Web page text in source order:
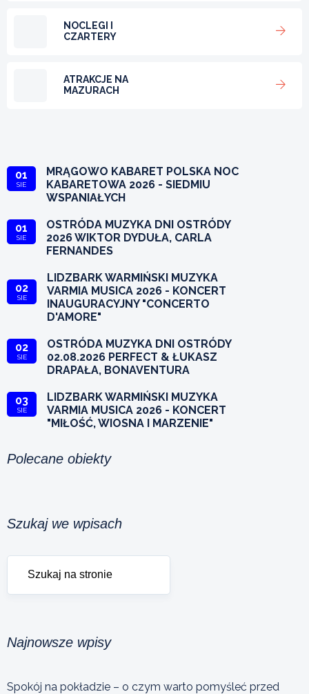
NOCLEGI I
CZARTERY
ATRAKCJE NA
MAZURACH
01
SIE
MRĄGOWO KABARET POLSKA NOC
KABARETOWA 2026 - SIEDMIU
WSPANIAŁYCH
01
SIE
OSTRÓDA MUZYKA DNI OSTRÓDY
2026 WIKTOR DYDUŁA, CARLA
FERNANDES
02
SIE
LIDZBARK WARMIŃSKI MUZYKA
VARMIA MUSICA 2026 - KONCERT
INAUGURACYJNY "CONCERTO
D'AMORE"
02
SIE
OSTRÓDA MUZYKA DNI OSTRÓDY
02.08.2026 PERFECT & ŁUKASZ
DRAPAŁA, BONAVENTURA
03
SIE
LIDZBARK WARMIŃSKI MUZYKA
VARMIA MUSICA 2026 - KONCERT
"MIŁOŚĆ, WIOSNA I MARZENIE"
Polecane obiekty
Szukaj we wpisach
Najnowsze wpisy
Spokój na pokładzie – o czym warto pomyśleć przed